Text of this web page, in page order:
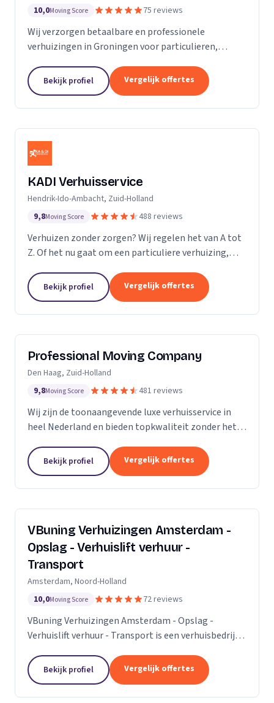
10,0Moving Score 75 reviews
Wij verzorgen betaalbare en professionele
verhuizingen in Groningen voor particulieren,
Bekijk profiel Vergelijk offertes
KADI Verhuisservice
Hendrik-Ido-Ambacht, Zuid-Holland
9,8Moving Score 488 reviews
Verhuizen zonder zorgen? Wij regelen het van A tot
Z. Of het nu gaat om een particuliere verhuizing,
snel, zorgvuldig en betrouwbaar. Van inpakken en
monteren tot transport en tijdelijke opslag — u
kunt op ons rekenen. Met onze professionele
Bekijk profiel Vergelijk offertes
Professional Moving Company
Den Haag, Zuid-Holland
9,8Moving Score 481 reviews
Wij zijn de toonaangevende luxe verhuisservice in
heel Nederland en bieden topkwaliteit zonder het
verhuisproces te transformeren in een naadloze en...
Bekijk profiel Vergelijk offertes
VBuning Verhuizingen Amsterdam -
Opslag - Verhuislift verhuur -
Transport
Amsterdam, Noord-Holland
10,0Moving Score 72 reviews
VBuning Verhuizingen Amsterdam - Opslag -
Verhuislift verhuur - Transport is een verhuisbedrijf
Bekijk profiel Vergelijk offertes